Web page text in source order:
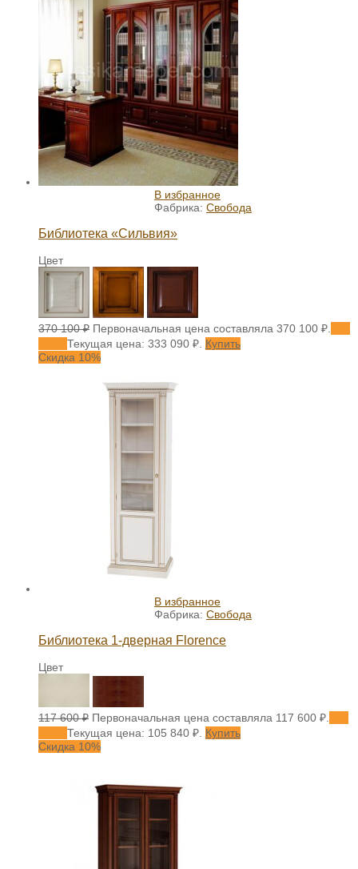
В избранное
Фабрика: Свобода
Библиотека «Сильвия»
Цвет
370 100₽ Первоначальная цена составляла 370 100 ₽.
Текущая цена: 333 090 ₽. Купить
Скидка 10%
В избранное
Фабрика: Свобода
Библиотека 1-дверная Florence
Цвет
117 600₽ Первоначальная цена составляла 117 600 ₽.
Текущая цена: 105 840 ₽. Купить
Скидка 10%